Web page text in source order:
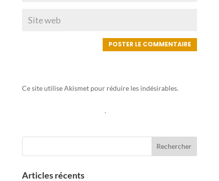
Ce site utilise Akismet pour réduire les indésirables.
.
Articles récents